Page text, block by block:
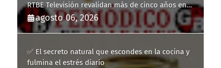
RTBE Televisión revalidan más de cinco años en
la Guía de la Comunicación del Govern de les Illes
Balears
agosto 06, 2026
✅ El secreto natural que escondes en la cocina y
fulmina el estrés diario